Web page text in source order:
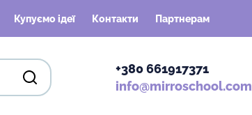
Купуємо ідеї Контакти Партнерам
+380 661917371
info@mirroschool.com